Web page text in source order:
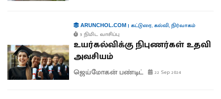
ARUNCHOL.COM| கட்டுரை, கல்வி,நிர்வாகம்
5 நிமிட வாசிப்பு
உயர்கல்விக்கு நிபுணர்கள் உதவி
அவசியம்
ஜெய்மோகன் பண்டிட் 22 Sep 2024